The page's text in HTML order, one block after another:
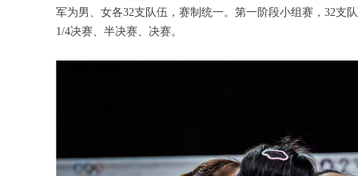
军为男、女各32支队伍，赛制统一。第一阶段小组赛，32支
1/4决赛、半决赛、决赛。